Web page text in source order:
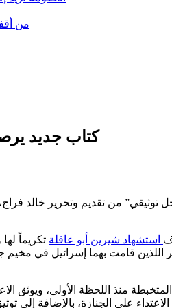
من
كتاب جديد
من تقديم وتحرير خالد
استشهاد شيرين أبو عاقلة تكريماً
اللذين قامت بهما إسرائيل في
منذ اللحظة الأولى، ويوثق
على الجنازة، بالإضافة إلى